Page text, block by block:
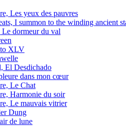
Les yeux des pauvres
I summon to the winding ancient
dormeur du val
XLV
El Desdichado
dans mon cœur
Le Chat
Harmonie du soir
Le mauvais vitrier
Dung
de lune